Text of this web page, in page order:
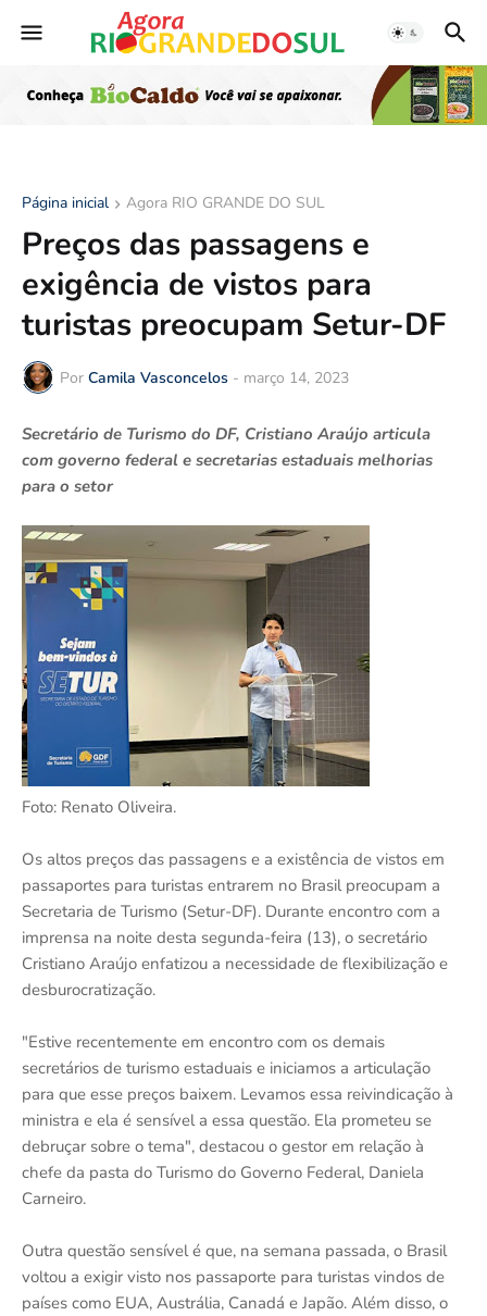
Página inicial Agora RIO GRANDE DO SUL
Preços das passagens e
exigência de vistos para
turistas preocupam Setur-DF
Por Camila Vasconcelos - março 14, 2023
Secretário de Turismo do DF, Cristiano Araújo articula
com governo federal e secretarias estaduais melhorias
para o setor
Foto: Renato Oliveira.
Os altos preços das passagens e a existência de vistos em
passaportes para turistas entrarem no Brasil preocupam a
Secretaria de Turismo (Setur-DF). Durante encontro com a
imprensa na noite desta segunda-feira (13), o secretário
Cristiano Araújo enfatizou a necessidade de flexibilização e
desburocratização.
"Estive recentemente em encontro com os demais
secretários de turismo estaduais e iniciamos a articulação
para que esse preços baixem. Levamos essa reivindicação à
ministra e ela é sensível a essa questão. Ela prometeu se
debruçar sobre o tema", destacou o gestor em relação à
chefe da pasta do Turismo do Governo Federal, Daniela
Carneiro.
Outra questão sensível é que, na semana passada, o Brasil
voltou a exigir visto nos passaporte para turistas vindos de
países como EUA, Austrália, Canadá e Japão. Além disso, o